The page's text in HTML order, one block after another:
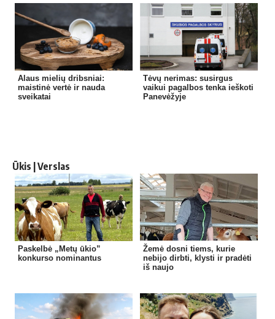
Alaus mielių dribsniai:
maistinė vertė ir nauda
sveikatai
Tėvų nerimas: susirgus
vaikui pagalbos tenka ieškoti
Panevėžyje
Ūkis | Verslas
Paskelbė „Metų ūkio”
konkurso nominantus
Žemė dosni tiems, kurie
nebijo dirbti, klysti ir pradėti
iš naujo